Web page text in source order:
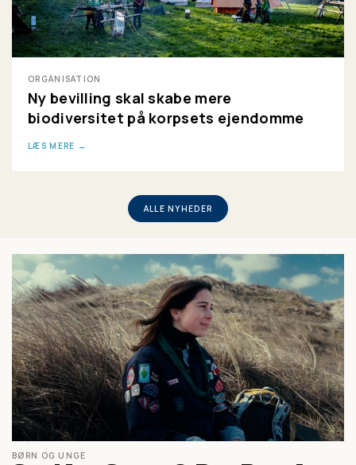
ORGANISATION
Ny bevilling skal skabe mere
biodiversitet på korpsets ejendomme
LÆS MERE
ALLE NYHEDER
BØRN OG UNGE